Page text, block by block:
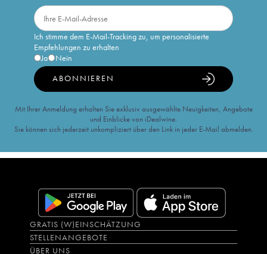
Ich stimme dem E-Mail-Tracking zu, um personalisierte
Empfehlungen zu erhalten
Ja
Nein
ABONNIEREN
Mit Ihrer Anmeldung erhalten Sie exklusiv ausgewählte Neuigkeiten, Angebote
und Einblicke von iDealwine.
Sie können sich jederzeit unkompliziert über den Link in jeder E-Mail abmelden.
GRATIS (W)EINSCHÄTZUNG
STELLENANGEBOTE
ÜBER UNS